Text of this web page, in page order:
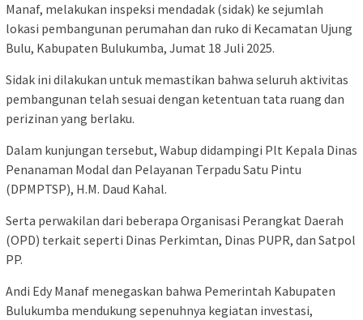
Manaf, melakukan inspeksi mendadak (sidak) ke sejumlah
lokasi pembangunan perumahan dan ruko di Kecamatan Ujung
Bulu, Kabupaten Bulukumba, Jumat 18 Juli 2025.
Sidak ini dilakukan untuk memastikan bahwa seluruh aktivitas
pembangunan telah sesuai dengan ketentuan tata ruang dan
perizinan yang berlaku.
Dalam kunjungan tersebut, Wabup didampingi Plt Kepala Dinas
Penanaman Modal dan Pelayanan Terpadu Satu Pintu
(DPMPTSP), H.M. Daud Kahal.
Serta perwakilan dari beberapa Organisasi Perangkat Daerah
(OPD) terkait seperti Dinas Perkimtan, Dinas PUPR, dan Satpol
PP.
Andi Edy Manaf menegaskan bahwa Pemerintah Kabupaten
Bulukumba mendukung sepenuhnya kegiatan investasi,